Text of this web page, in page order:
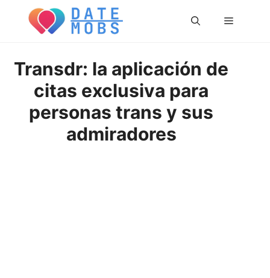
contenido
Menú
Transdr: la aplicación de
citas exclusiva para
personas trans y sus
admiradores